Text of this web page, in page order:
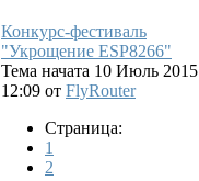
Конкурс-фестиваль
"Укрощение ESP8266"
Тема начата 10 Июль 2015
12:09 от FlyRouter
Страница:
1
2